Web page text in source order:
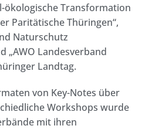
ökologische Transformation
Paritätische Thüringen“,
Naturschutz
„AWO Landesverband
Landtag.
von Key-Notes über
Workshops wurde
mit ihren